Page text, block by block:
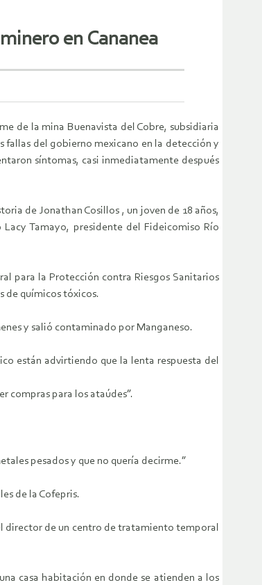
en Cananea
de la mina Buenavista del Cobre, subsidiaria
fallas del gobierno mexicano en la detección y
síntomas, casi inmediatamente después
de Jonathan Cosillos , un joven de 18 años,
Tamayo, presidente del Fideicomiso Río
para la Protección contra Riesgos Sanitarios
de químicos tóxicos.
y salió contaminado por Manganeso.
están advirtiendo que la lenta respuesta del
compras para los ataúdes”.
pesados y que no quería decirme.”
de la Cofepris.
director de un centro de tratamiento temporal
casa habitación en donde se atienden a los